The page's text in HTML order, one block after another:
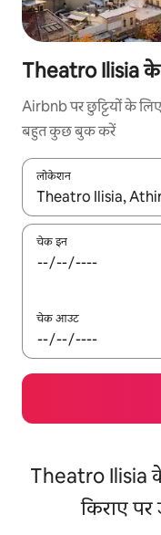
Theatro Ilisia
Airbnb पर छुट्टियों के
बहुत कुछ बुक करें
लोकेशन
नतीजों के उपलब्ध होने
चेक इन
चेक आउट
Theatro Ilisia
किराए